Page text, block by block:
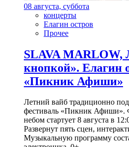
08 августа, суббота
концерты
Елагин остров
Прочее
SLAVA MARLOW,
кнопкой». Елагин
«Пикник Афиши»
Летний вайб традиционно
фестиваль «Пикник Афиши».
небом стартует 8 августа в
Развернут пять сцен,
Музыкальную программу